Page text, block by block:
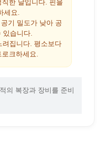
한 날입니다. 핀을
세요.
기 밀도가 낮아 공
있습니다.
려집니다. 평소보다
크하세요.
의 복장과 장비를 준비